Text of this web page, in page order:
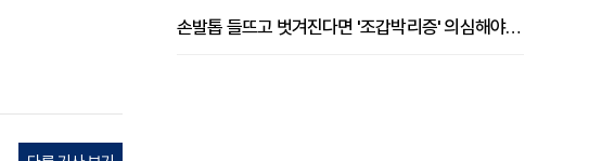
손발톱 들뜨고 벗겨진다면 '조갑박리증' 의심해야 [김철윤 원장 칼럼]